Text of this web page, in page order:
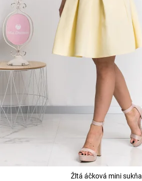
o
Žltá áčková mini sukňa